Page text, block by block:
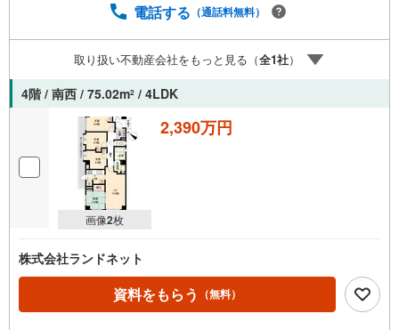
電話する （通話料無料）
取り扱い不動産会社をもっと見る（全1社）
4階 / 南西 / 75.02m2 / 4LDK
画像2枚
2,390万円
株式会社ランドネット
資料をもらう （無料）